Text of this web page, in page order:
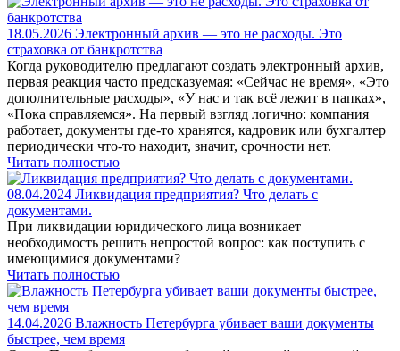
18.05.2026 Электронный архив — это не расходы. Это
страховка от банкротства
Когда руководителю предлагают создать электронный архив,
первая реакция часто предсказуемая: «Сейчас не время», «Это
дополнительные расходы», «У нас и так всё лежит в папках»,
«Пока справляемся». На первый взгляд логично: компания
работает, документы где-то хранятся, кадровик или бухгалтер
периодически что-то находит, значит, срочности нет.
Читать полностью
08.04.2024 Ликвидация предприятия? Что делать с
документами.
При ликвидации юридического лица возникает
необходимость решить непростой вопрос: как поступить с
имеющимися документами?
Читать полностью
14.04.2026 Влажность Петербурга убивает ваши документы
быстрее, чем время